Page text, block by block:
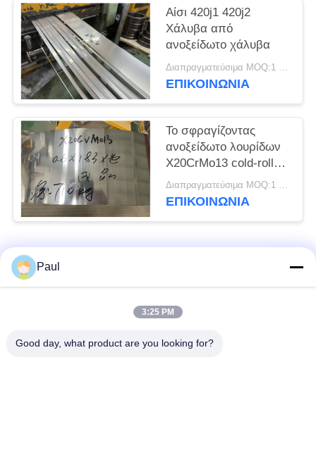
Αίσι 420j1 420j2
Χάλυβα από
ανοξείδωτο χάλυβα
Διαπραγματεύσιμα MOQ:1 τόνος
ΕΠΙΚΟΙΝΩΝΊΑ
Το σφραγίζοντας
ανοξείδωτο λουρίδων
X20CrMo13 cold-rolled
η ανοπτημένη σπείρα Διαπραγματεύσιμα MOQ:1 τόνος
ΕΠΙΚΟΙΝΩΝΊΑ
Λαϊκή κατηγορία
Σκληραίνοντας
Paul
3:25 PM
Good day, what product are you looking for?